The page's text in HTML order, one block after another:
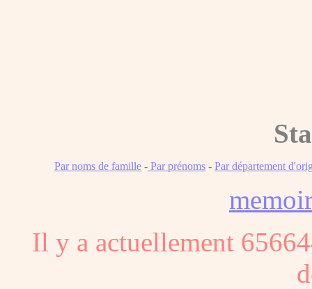
Par noms de famille - Par prénoms - Par département
Il y a actuellement